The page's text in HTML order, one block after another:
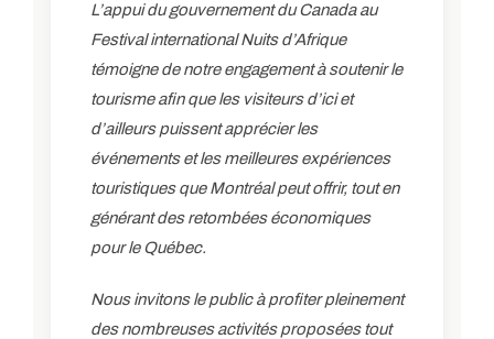
L’appui du gouvernement du Canada au
Festival international Nuits d’Afrique
témoigne de notre engagement à soutenir le
tourisme afin que les visiteurs d’ici et
d’ailleurs puissent apprécier les
événements et les meilleures expériences
touristiques que Montréal peut offrir, tout en
générant des retombées économiques
pour le Québec.
Nous invitons le public à profiter pleinement
des nombreuses activités proposées tout